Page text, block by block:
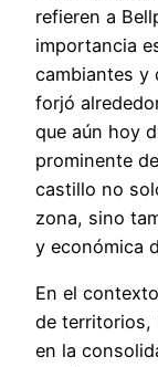
refieren a
importancia
cambiantes y
forjó
que aún hoy
prominente
castillo no
zona, sino
y económica
En el
de territorios,
en la